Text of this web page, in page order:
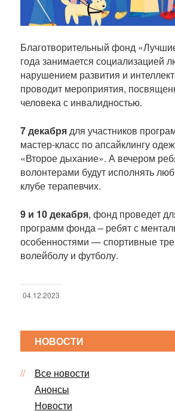
Благотворительный фонд
года занимается социализацией
нарушением развития и
проводит мероприятия,
человека с инвалидностью.
7 декабрядля участников
мастер-класс по апсайклингу
«Второе дыхание». А вечером
волонтерами будут исполнять
клубе терапевчих.
9 и 10 декабря, фонд проведет
программ фонда – ребят с
особенностями — спортивные
волейболу и футболу.
04.12.2023
в
а
НОВОСТИ
Все новости
Анонсы
Новости